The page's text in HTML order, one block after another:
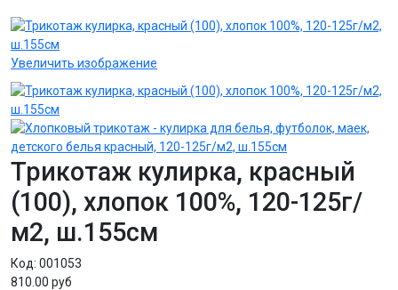
Увеличить изображение
Трикотаж кулирка, красный
(100), хлопок 100%, 120-125г/
м2, ш.155см
Код: 001053
810.00 руб